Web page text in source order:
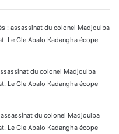
: assassinat du colonel Madjoulba
Le Gle Abalo Kadangha écope
du colonel Madjoulba
Le Gle Abalo Kadangha écope
du colonel Madjoulba
Le Gle Abalo Kadangha écope